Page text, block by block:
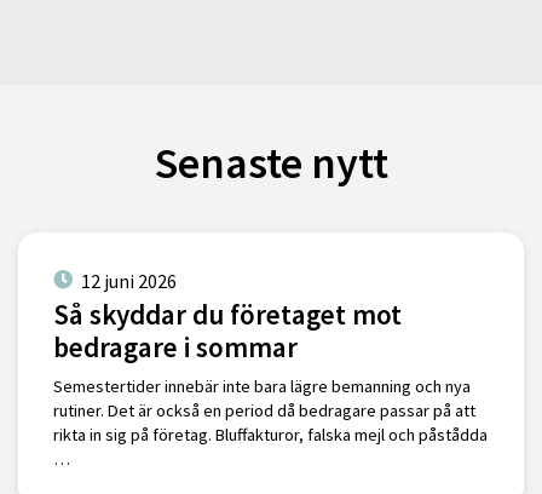
Senaste nytt
12 juni 2026
Så skyddar du företaget mot
bedragare i sommar
Semestertider innebär inte bara lägre bemanning och nya
rutiner. Det är också en period då bedragare passar på att
rikta in sig på företag. Bluffakturor, falska mejl och påstådda
…